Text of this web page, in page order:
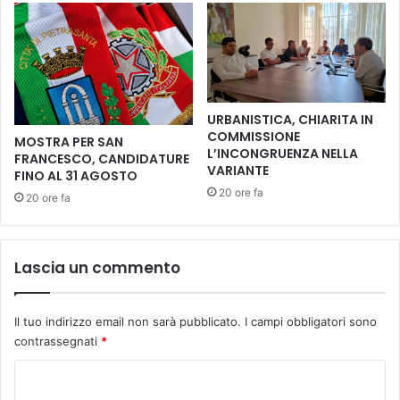
i
m
o
z
i
n
e
d
a
p
r
e
d
l
i
:
n
u
o
e
i
n
i
z
i
a
t
i
v
e
MOSTRA PER SAN
FRANCESCO, CANDIDATURE
FINO AL 31 AGOSTO
20 ore fa
URBANISTICA, CHIARITA IN
COMMISSIONE
L’INCONGRUENZA NELLA
VARIANTE
20 ore fa
Lascia un commento
Il tuo indirizzo email non sarà pubblicato. I campi obbligatori sono
contrassegnati *